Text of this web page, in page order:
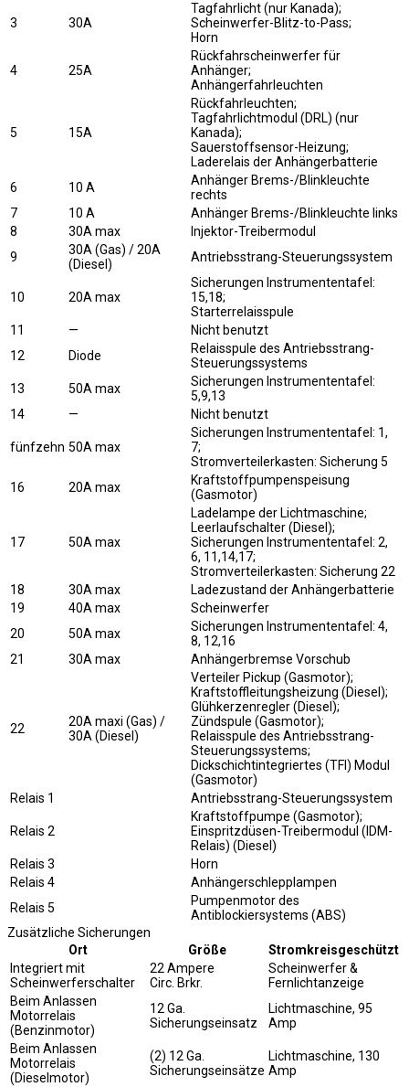
3 30A
Tagfahrlicht (nur Kanada);
Scheinwerfer-Blitz-to-Pass;
Horn
4 25A
Rückfahrscheinwerfer für
Anhänger;
Anhängerfahrleuchten
5 15A
Rückfahrleuchten;
Tagfahrlichtmodul (DRL) (nur
Kanada);
Sauerstoffsensor-Heizung;
Laderelais der Anhängerbatterie
6
10 A
Anhänger Brems-/Blinkleuchte
rechts
7
10 A
Anhänger Brems-/Blinkleuchte links
8
30A max
Injektor-Treibermodul
9
30A (Gas) / 20A
(Diesel)
Antriebsstrang-Steuerungssystem
10 20A max
Sicherungen Instrumententafel:
15,18;
Starterrelaisspule
11
—
Nicht benutzt
12
Diode
Relaisspule des Antriebsstrang-
Steuerungssystems
13
50A max
Sicherungen Instrumententafel:
5,9,13
14
— Nicht benutzt
fünfzehn 50A max
Sicherungen Instrumententafel: 1,
7;
Stromverteilerkasten: Sicherung 5
16
20A max
Kraftstoffpumpenspeisung
(Gasmotor)
17 50A max
Ladelampe der Lichtmaschine;
Leerlaufschalter (Diesel);
Sicherungen Instrumententafel: 2,
6, 11,14,17;
Stromverteilerkasten: Sicherung 22
18
30A max
Ladezustand der Anhängerbatterie
19
40A max
Scheinwerfer
20
50A max
Sicherungen Instrumententafel: 4,
8, 12,16
21
30A max Anhängerbremse Vorschub
22
20A maxi (Gas) /
30A (Diesel)
Verteiler Pickup (Gasmotor);
Kraftstoffleitungsheizung (Diesel);
Glühkerzenregler (Diesel);
Zündspule (Gasmotor);
Relaisspule des Antriebsstrang-
Steuerungssystems;
Dickschichtintegriertes (TFI) Modul
(Gasmotor)
Relais 1
Antriebsstrang-Steuerungssystem
Relais 2
Kraftstoffpumpe (Gasmotor);
Einspritzdüsen-Treibermodul (IDM-
Relais) (Diesel)
Relais 3
Horn
Relais 4
Anhängerschlepplampen
Relais 5
Pumpenmotor des
Antiblockiersystems (ABS)
Zusätzliche Sicherungen
Ort
Größe
Stromkreisgeschützt
Integriert mit
Scheinwerferschalter
22 Ampere
Circ. Brkr.
Scheinwerfer &
Fernlichtanzeige
Beim Anlassen
Motorrelais
(Benzinmotor)
12 Ga.
Sicherungseinsatz
Lichtmaschine, 95
Amp
Beim Anlassen
Motorrelais
(Dieselmotor)
(2) 12 Ga.
Sicherungseinsätze
Lichtmaschine, 130
Amp